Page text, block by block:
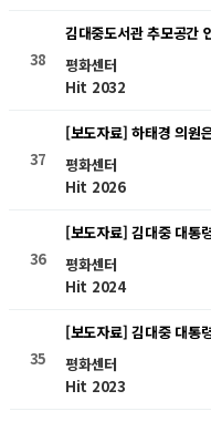
38
김대중도서관 추모공간
평화센터
Hit 2032
37
[보도자료] 하태경 의원
평화센터
Hit 2026
36
[보도자료] 김대중 대통
평화센터
Hit 2024
35
[보도자료] 김대중 대통
평화센터
Hit 2023